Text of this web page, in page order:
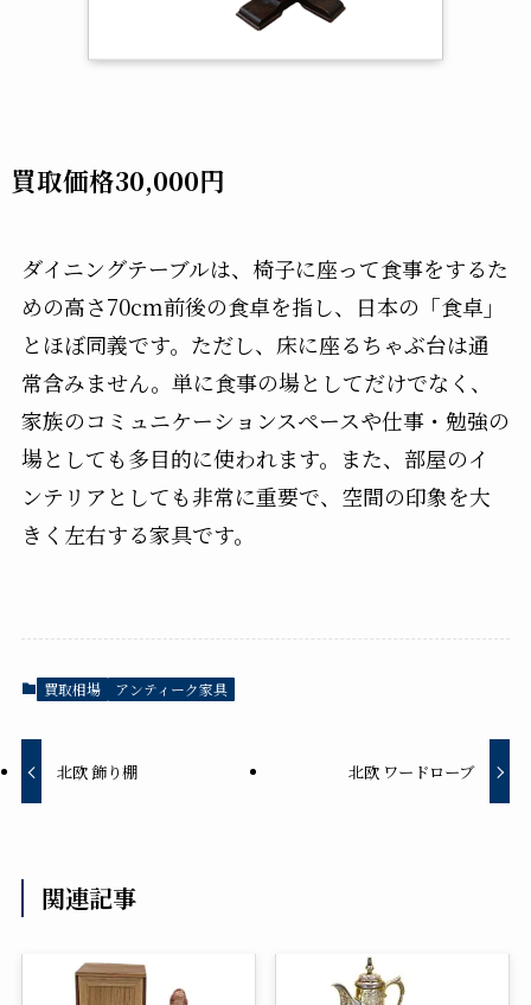
買取価格30,000円
ダイニングテーブルは、椅子に座って食事をするた
めの高さ70cm前後の食卓を指し、日本の 「食卓 」
とほぼ同義です。ただし、床に座るちゃぶ台は通
常含みません。単に食事の場としてだけでなく、
家族のコミュニケーションスペースや仕事・勉強の
場としても多目的に使われます。また、部屋のイ
ンテリアとしても非常に重要で、空間の印象を大
きく左右する家具です。
買取相場 アンティーク家具
北欧 飾り棚 北欧 ワードローブ
関連記事